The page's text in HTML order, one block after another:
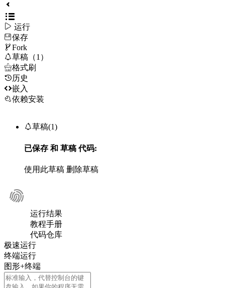
 运行
保存
Fork
草稿（1）
格式刷
历史
嵌入
依赖安装
草稿(1)
已保存 和 草稿代码:
使用此草稿 删除草稿
运行结果
教程手册
代码仓库
极速运行
终端运行
图形+终端